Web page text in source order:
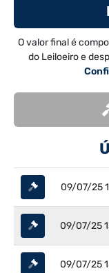
O valor final é
do Leiloeiro e
09/07/25
09/07/25
09/07/25